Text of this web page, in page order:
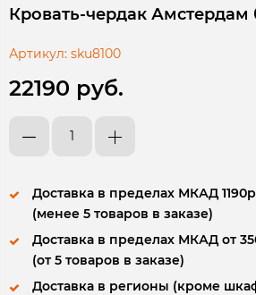
Кровать-чердак Амстердам
Артикул: sku8100
22190 руб.
Доставка в пределах МКАД
(менее 5 товаров в заказе)
Доставка в пределах МКАД от
(от 5 товаров в заказе)
Доставка в регионы (кроме